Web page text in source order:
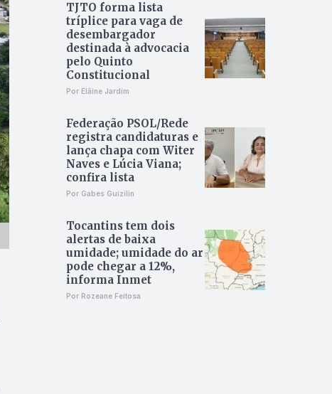
TJTO forma lista
tríplice para vaga de
desembargador
destinada à advocacia
pelo Quinto
Constitucional
Por Elâine Jardim
Federação PSOL/Rede
registra candidaturas e
lança chapa com Witer
Naves e Lúcia Viana;
confira lista
Por Gabes Guizilin
Tocantins tem dois
alertas de baixa
umidade; umidade do ar
pode chegar a 12%,
informa Inmet
Por Rozeane Feitosa